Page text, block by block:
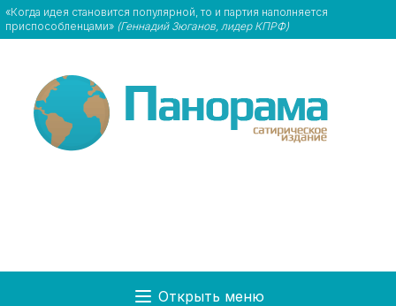
«Когда идея становится популярной, то и партия наполняется
приспособленцами» (Геннадий Зюганов, лидер КПРФ)
Открыть меню